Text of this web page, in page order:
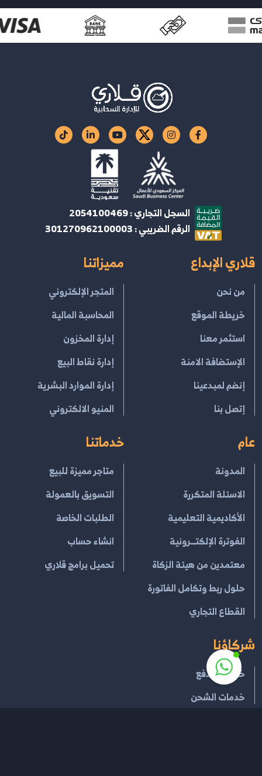
السجل التجاري : 2054100469
الرقم الضريبي : 301270962100003
قلاري الإبداع
من نحن
خريطة الموقع
استثمر معنا
الإستضافة الامنة
إنضم لمبدعينا
إتصل بنا
مميزاتنا
المتجر الإلكتروني
المحاسبة المالية
إدارة المخزون
إدارة نقاط البيع
إدارة الموارد البشرية
المنيو الالكتروني
عام
المدونة
الاسئلة المتكررة
الأكاديمية التعليمية
الفوترة الإلكتــرونية
معتمدين من هيئة الزكاة
حلول ربط وتكامل الفاتورة
القطاع التجاري
خدماتنا
متاجر مميزة للبيع
التسويق بالعمولة
الطلبات الخاصة
انشاء حساب
تحميل برامج قلاري
شركاؤنا
خدمات الدفع
خدمات الشحن